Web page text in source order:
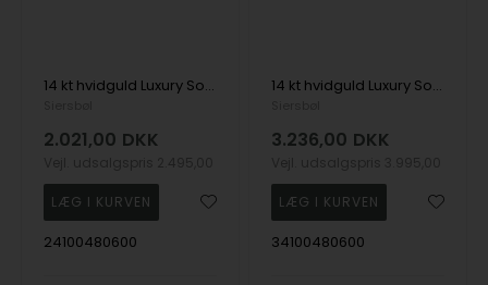
14 kt hvidguld Luxury Solitaire vedhæng med i alt 0,25 ct Labgrown diamant Top Wesselston VS2
2.021,00 DKK
24100480600
14 kt hvidguld Luxury Solitaire ørestikkere med i alt 0,25 ct Labgrown diamant Top Wesselston VS2
3.236,00 DKK
34100480600